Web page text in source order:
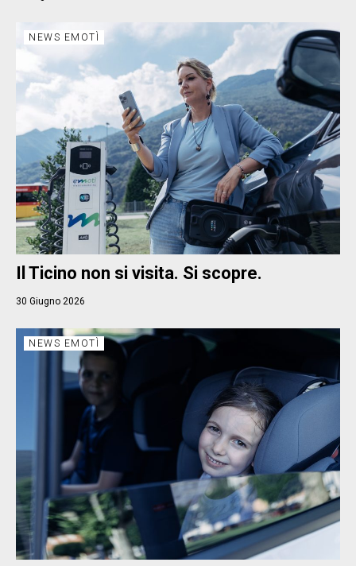
NEWS EMOTÌ
Il Ticino non si visita. Si scopre.
30 Giugno 2026
NEWS EMOTÌ